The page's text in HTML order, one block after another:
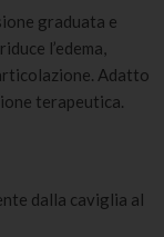
graduata e
l’edema,
Adatto
terapeutica.
dalla caviglia al